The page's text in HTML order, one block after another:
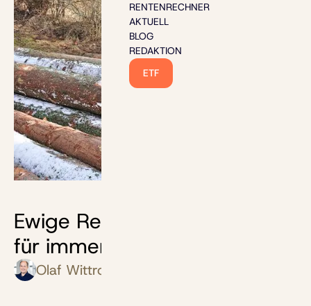
RENTENRECHNER
AKTUELL
BLOG
REDAKTION
ETF
Ewige Rente: Wie das Geld
für immer hält
Olaf Wittrock